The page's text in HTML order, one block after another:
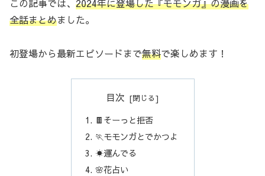
この記事では、 2024年に登場した『モモンガ』の漫画を
全話まとめました。
初登場から最新エピソードまで無料で楽しめます！
目次
🍫そーっと拒否
🏃モモンガとでかつよ
☀️運んでる
🌸花占い